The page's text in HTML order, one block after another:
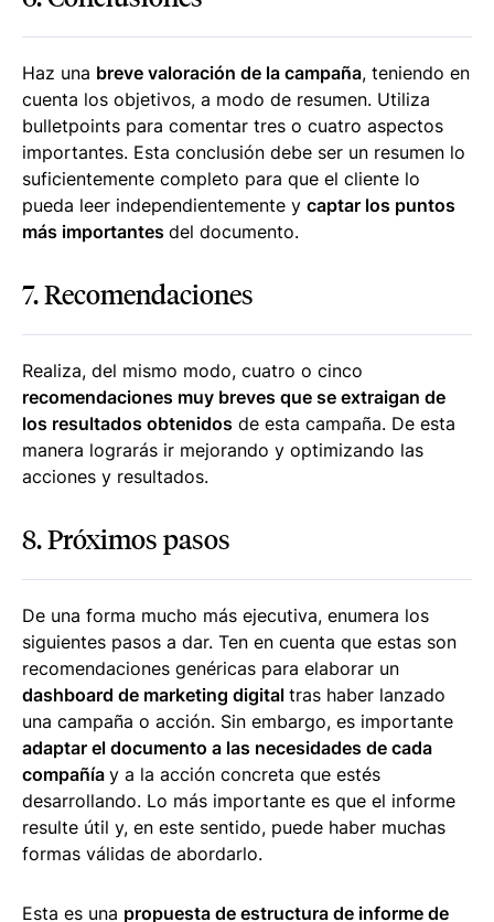
Haz una breve valoración de la campaña, teniendo en
cuenta los objetivos, a modo de resumen. Utiliza
bulletpoints para comentar tres o cuatro aspectos
importantes. Esta conclusión debe ser un resumen lo
suficientemente completo para que el cliente lo
pueda leer independientemente y captar los puntos
más importantes del documento.
7. Recomendaciones
Realiza, del mismo modo, cuatro o cinco
recomendaciones muy breves que se extraigan de
los resultados obtenidos de esta campaña. De esta
manera lograrás ir mejorando y optimizando las
acciones y resultados.
8. Próximos pasos
De una forma mucho más ejecutiva, enumera los
siguientes pasos a dar. Ten en cuenta que estas son
recomendaciones genéricas para elaborar un
dashboard de marketing digital tras haber lanzado
una campaña o acción. Sin embargo, es importante
adaptar el documento a las necesidades de cada
compañía y a la acción concreta que estés
desarrollando. Lo más importante es que el informe
resulte útil y, en este sentido, puede haber muchas
formas válidas de abordarlo.
Esta es una propuesta de estructura de informe de